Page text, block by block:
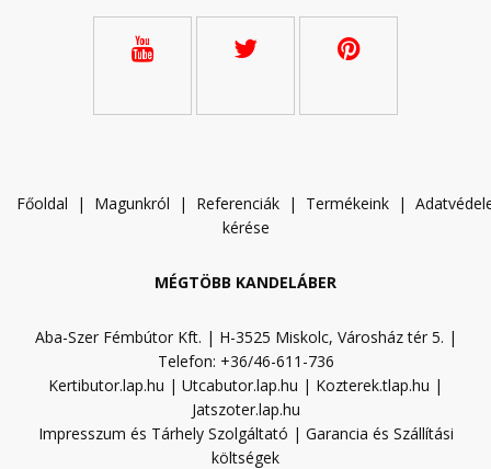
Főoldal | Magunkról | Referenciák | Termékeink | A
kérése
MÉGTÖBB KANDELÁBER
Aba-Szer Fémbútor Kft. | H-3525 Miskolc, Városház tér 5. |
Telefon: +36/46-611-736
Kertibutor.lap.hu | Utcabutor.lap.hu | Kozterek.tlap.hu |
Jatszoter.lap.hu
Impresszum és Tárhely Szolgáltató | Garancia és Szállítási
költségek